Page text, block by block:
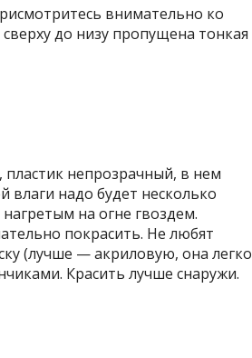
внимательно ко
до низу пропущена тонкая
непрозрачный, в нем
влаги надо будет несколько
на огне гвоздем.
покрасить. Не любят
(лучше — акриловую, она легко
Красить лучше снаружи.